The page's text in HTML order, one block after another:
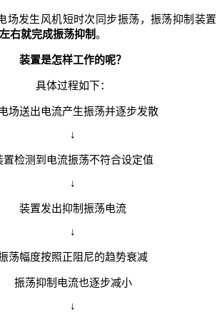
场发生风机短时次同步振荡，振荡抑制装置
右就完成振荡抑制。
装置是怎样工作的呢？
具体过程如下：
场送出电流产生振荡并逐步发散
↓
置检测到电流振荡不符合设定值
↓
装置发出抑制振荡电流
↓
荡幅度按照正阻尼的趋势衰减
振荡抑制电流也逐步减小
↓